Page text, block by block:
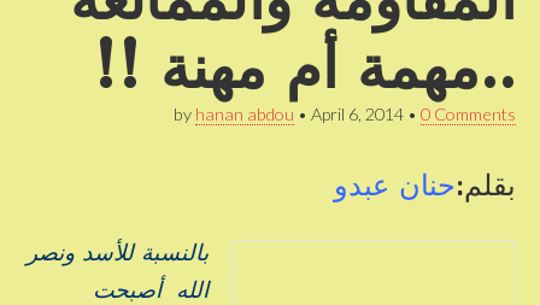
..مهمة أم مهنة !!
by hanan abdou • April 6, 2014 • 0 Comments
بقلم:حنان عبدو
بالنسبة للأسد ونصر
الله أصبحت